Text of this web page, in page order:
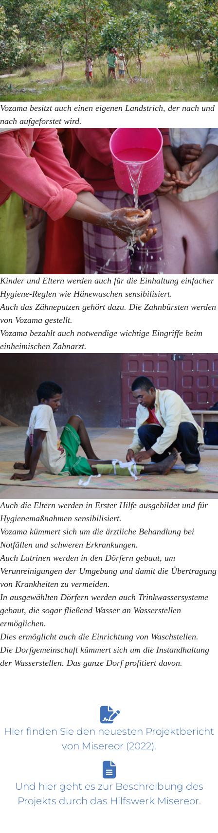
Vozama besitzt auch einen eigenen Landstrich, der nach und
nach aufgeforstet wird.
Kinder und Eltern werden auch für die Einhaltung einfacher
Hygiene-Reglen wie Hänewaschen sensibilisiert.
Auch das Zähneputzen gehört dazu. Die Zahnbürsten werden
von Vozama gestellt.
Vozama bezahlt auch notwendige wichtige Eingriffe beim
einheimischen Zahnarzt.
Auch die Eltern werden in Erster Hilfe ausgebildet und für
Hygienemaßnahmen sensibilisiert.
Vozama kümmert sich um die ärztliche Behandlung bei
Notfällen und schweren Erkrankungen.
Auch Latrinen werden in den Dörfern gebaut, um
Verunreinigungen der Umgebung und damit die Übertragung
von Krankheiten zu vermeiden.
In ausgewählten Dörfern werden auch Trinkwassersysteme
gebaut, die sogar fließend Wasser an Wasserstellen
ermöglichen.
Dies ermöglicht auch die Einrichtung von Waschstellen.
Die Dorfgemeinschaft kümmert sich um die Instandhaltung
der Wasserstellen. Das ganze Dorf profitiert davon.
Hier finden Sie den neuesten Projektbericht
von Misereor (2022).
Und hier geht es zur Beschreibung des
Projekts durch das Hilfswerk Misereor.